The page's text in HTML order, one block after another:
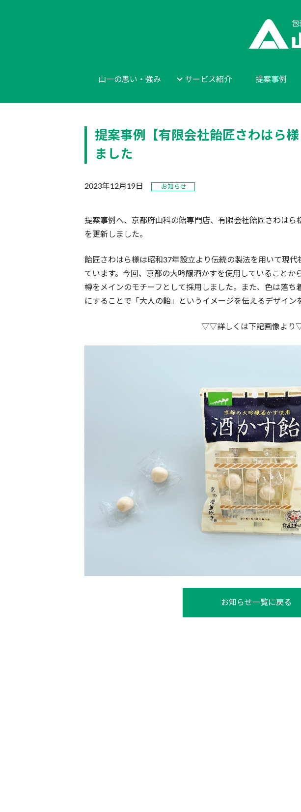
山一の思い・強み サービス紹介 提案事例
提案事例【有限会社飴匠さわはら
ました
2023年12月19日 お知らせ
提案事例へ、京都府山科の飴専門店、有限会社飴匠さわはら
を更新しました。
飴匠さわはら様は昭和37年設立より伝統の製法を用いて現
ています。今回、京都の大吟醸酒かすを使用していることか
樽をメインのモチーフとして採用しました。また、色は落ち
にすることで「大人の飴」というイメージを伝えるデザイン
▽▽詳しくは下記画像よ
お知らせ一覧に戻る